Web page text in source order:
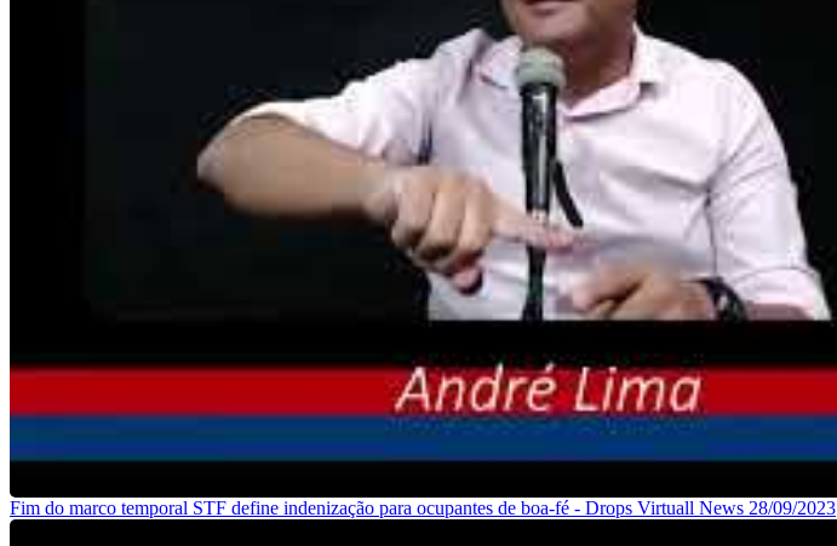
Fim do marco temporal STF define indenização para ocupantes de boa-fé - Drops Virtuall News 28/09/2023